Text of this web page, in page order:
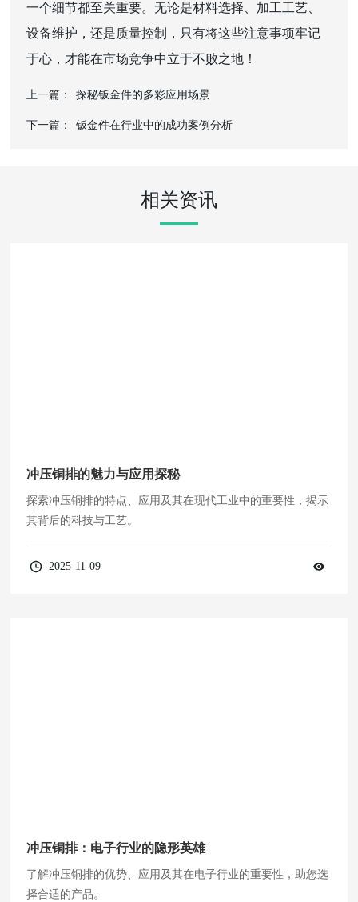
一个细节都至关重要。无论是材料选择、加工工艺、
设备维护，还是质量控制，只有将这些注意事项牢记
于心，才能在市场竞争中立于不败之地！
上一篇： 探秘钣金件的多彩应用场景
下一篇： 钣金件在行业中的成功案例分析
相关资讯
冲压铜排的魅力与应用探秘
探索冲压铜排的特点、应用及其在现代工业中的重要性，揭示
其背后的科技与工艺。
2025-11-09
冲压铜排：电子行业的隐形英雄
了解冲压铜排的优势、应用及其在电子行业的重要性，助您选
择合适的产品。